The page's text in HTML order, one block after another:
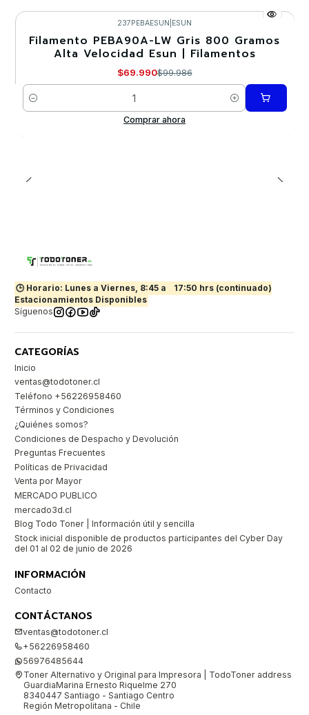
-30%
237PEBAESUN ESUN
Filamento PEBA90A-LW Gris 800 Gramos
Alta Velocidad Esun | Filamentos
$69.990$99.986
Cantidad
Comprar ahora
🕒 Horario: Lunes a Viernes, 8:45 a
17:50 hrs (continuado)
Estacionamientos Disponibles
Síguenos
CATEGORÍAS
Inicio
ventas@todotoner.cl
Teléfono +56226958460
Términos y Condiciones
¿Quiénes somos?
Condiciones de Despacho y Devolución
Preguntas Frecuentes
Políticas de Privacidad
Venta por Mayor
MERCADO PUBLICO
mercado3d.cl
Blog Todo Toner | Información útil y sencilla
Stock inicial disponible de productos participantes del Cyber Day
del 01 al 02 de junio de 2026
INFORMACIÓN
Contacto
CONTÁCTANOS
ventas@todotoner.cl
+56226958460
56976485644
Toner Alternativo y Original para Impresora | TodoToner address
GuardiaMarina Ernesto Riquelme 270
8340447 Santiago - Santiago Centro
Región Metropolitana - Chile